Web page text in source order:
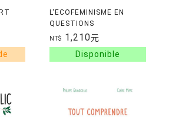
L'ECOFEMINISME EN
QUESTIONS
NT$ 1,210元